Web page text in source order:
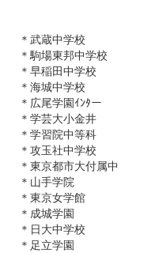
蔵中学校
駒場東邦中学校
＊早稲田中学校
＊海城中学校
尾学園ｲﾝﾀー
芸大小金井
＊学習院中等科
攻玉社中学校
都市大付属中
中学 ＊山手学院
＊東京女学館
校 ＊成城学園
＊日大中学校
＊足立学園